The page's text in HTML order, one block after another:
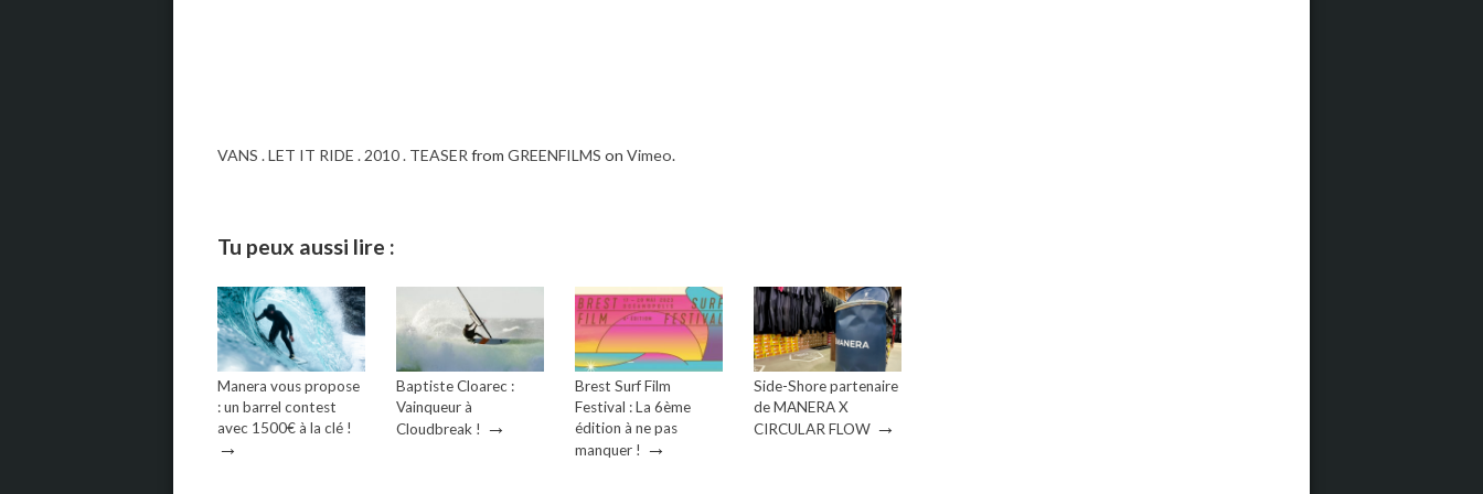
VANS . LET IT RIDE . 2010 . TEASER from GREENFILMS on Vimeo.
Tu peux aussi lire :
Manera vous propose
: un barrel contest
avec 1500€ à la clé !
→
Baptiste Cloarec :
Vainqueur à
Cloudbreak ! →
Brest Surf Film
Festival : La 6ème
édition à ne pas
manquer ! →
Side-Shore partenaire
de MANERA X
CIRCULAR FLOW →